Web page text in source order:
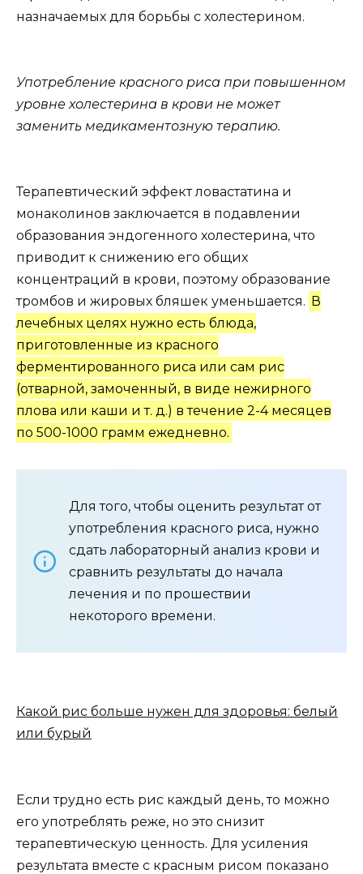
назначаемых для борьбы с холестерином.
Употребление красного риса при повышенном
уровне холестерина в крови не может
заменить медикаментозную терапию.
Терапевтический эффект ловастатина и
монаколинов заключается в подавлении
образования эндогенного холестерина, что
приводит к снижению его общих
концентраций в крови, поэтому образование
тромбов и жировых бляшек уменьшается. В
лечебных целях нужно есть блюда,
приготовленные из красного
ферментированного риса или сам рис
(отварной, замоченный, в виде нежирного
плова или каши и т. д.) в течение 2-4 месяцев
по 500-1000 грамм ежедневно.
Для того, чтобы оценить результат от
употребления красного риса, нужно
сдать лабораторный анализ крови и
сравнить результаты до начала
лечения и по прошествии
некоторого времени.
Какой рис больше нужен для здоровья: белый
или бурый
Если трудно есть рис каждый день, то можно
его употреблять реже, но это снизит
терапевтическую ценность. Для усиления
результата вместе с красным рисом показано